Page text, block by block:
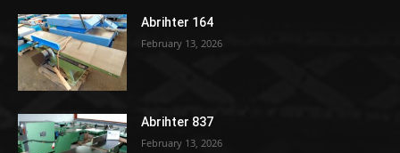
Abrihter 164
February 13, 2026
Abrihter 837
February 13, 2026